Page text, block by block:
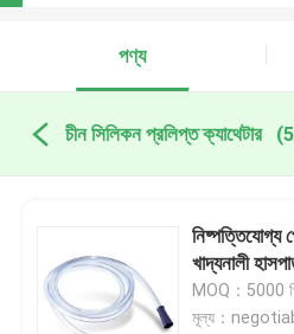
পণ্য
চীন সিলিকন প্রলিপ্ত ক্যাথেটার
নিষ্পত্তিযোগ্য
খাদ্যনালী
MOQ：5000
মূল্য：